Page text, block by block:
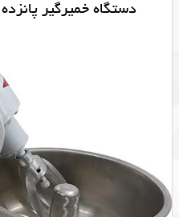
دستگاه خمیرگیر